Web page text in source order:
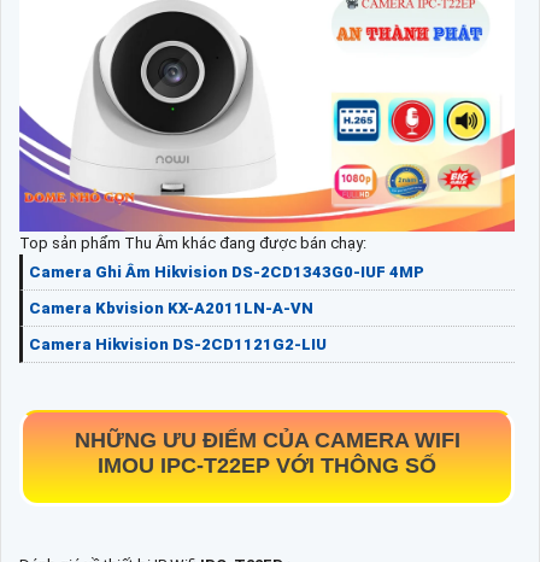
Top sản phẩm Thu Âm khác đang được bán chạy:
Camera Ghi Âm Hikvision DS-2CD1343G0-IUF 4MP
Camera Kbvision KX-A2011LN-A-VN
Camera Hikvision DS-2CD1121G2-LIU
NHỮNG ƯU ĐIỂM CỦA CAMERA WIFI
IMOU IPC-T22EP VỚI THÔNG SỐ